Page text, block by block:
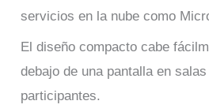
servicios en la nube como
El diseño compacto cabe
debajo de una pantalla en
participantes.